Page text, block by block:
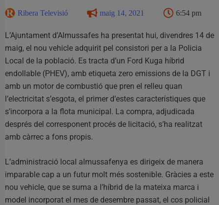
Ribera Televisió maig 14, 2021 6:54 pm
L’Ajuntament d’Almussafes ha presentat hui, divendres 14 de
maig, el nou vehicle adquirit pel consistori per a la Policia
Local de la població. Es tracta d’un Ford Kuga híbrid
endollable (PHEV), amb etiqueta zero emissions de la DGT i
amb un motor de combustió que pren el relleu quan
l’electricitat s’esgota, el primer d’estes característiques que
s’incorpora a la flota municipal. La compra, adjudicada
després del corresponent procés de licitació, s’ha realitzat
amb càrrec a fons propis.
L’administració local almussafenya es dirigeix de manera
imparable cap a un futur molt més sostenible. Gràcies a este
nou vehicle, que se suma a l’híbrid de la mateixa marca i
model incorporat el mes de desembre passat, el cos policial